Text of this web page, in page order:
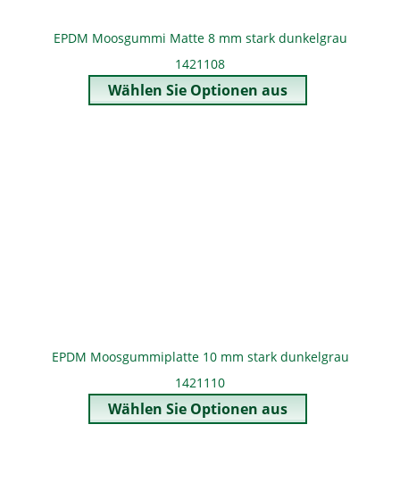
EPDM Moosgummi Matte 8 mm stark dunkelgrau
1421108
EPDM Moosgummiplatte 10 mm stark dunkelgrau
1421110